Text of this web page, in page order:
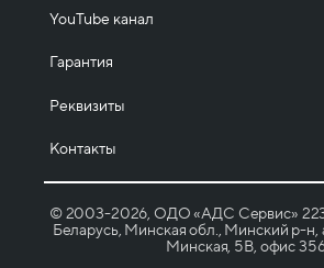
YouTube канал
Гарантия
Реквизиты
Контакты
© 2003-2026, ОДО «АДС Сервис»
Беларусь, Минская обл., Минский р-н,
Минская, 5B, офис